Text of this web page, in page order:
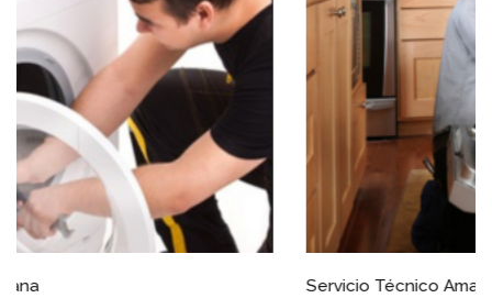
Servicio Técnico Amana Roda